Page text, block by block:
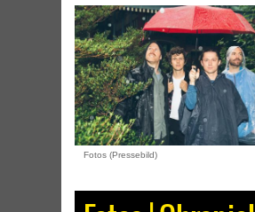
Fotos (Pressebild)